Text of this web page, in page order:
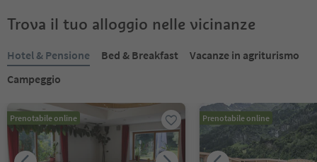
Trova il tuo alloggio nelle vicinanze
Hotel & Pensione Bed & Breakfast
Vacanze in agriturismo
Campeggio
Prenotabile online Prenotabile online